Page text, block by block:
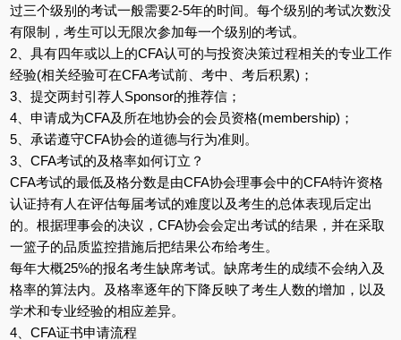
过三个级别的考试一般需要2-5年的时间。每个级别的考试次数没
有限制，考生可以无限次参加每一个级别的考试。
2、具有四年或以上的CFA认可的与投资决策过程相关的专业工作
经验(相关经验可在CFA考试前、考中、考后积累)；
3、提交两封引荐人Sponsor的推荐信；
4、申请成为CFA及所在地协会的会员资格(membership)；
5、承诺遵守CFA协会的道德与行为准则。
3、CFA考试的及格率如何订立？
CFA考试的最低及格分数是由CFA协会理事会中的CFA特许资格
认证持有人在评估每届考试的难度以及考生的总体表现后定出
的。根据理事会的决议，CFA协会会定出考试的结果，并在采取
一篮子的品质监控措施后把结果公布给考生。
每年大概25%的报名考生缺席考试。缺席考生的成绩不会纳入及
格率的算法内。及格率逐年的下降反映了考生人数的增加，以及
学术和专业经验的相应差异。
4、CFA证书申请流程